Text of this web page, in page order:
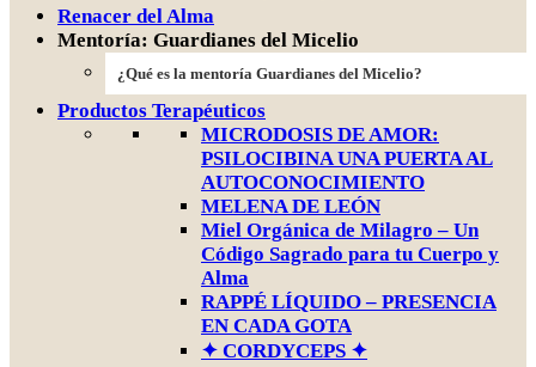
Renacer del Alma
Mentoría: Guardianes del Micelio
¿Qué es la mentoría Guardianes del Micelio?
Productos Terapéuticos
MICRODOSIS DE AMOR:
PSILOCIBINA UNA PUERTA AL
AUTOCONOCIMIENTO
MELENA DE LEÓN
Miel Orgánica de Milagro – Un
Código Sagrado para tu Cuerpo y
Alma
RAPPÉ LÍQUIDO – PRESENCIA
EN CADA GOTA
✦ CORDYCEPS ✦